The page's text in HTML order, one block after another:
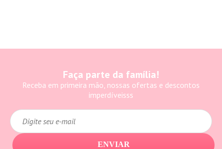
Faça parte da família!
Receba em primeira mão, nossas ofertas e descontos
imperdíveisss
ENVIAR